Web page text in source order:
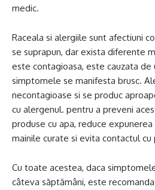
medic.
Raceala si alergiile sunt afectiuni
se suprapun, dar exista diferente
este contagioasa, este cauzata de
simptomele se manifesta brusc.
necontagioase si se produc
cu alergenul. pentru a preveni
produse cu apa, reduce
mainile curate si evita contactul
Cu toate acestea, daca
câteva săptămâni, este